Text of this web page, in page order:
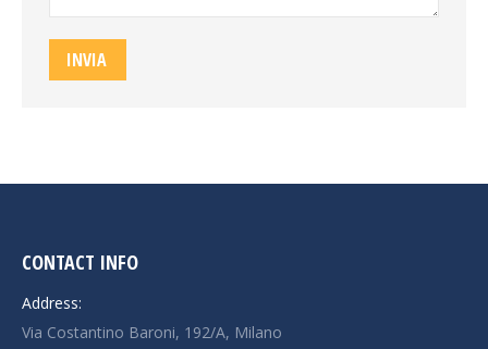
INVIA
CONTACT INFO
Address:
Via Costantino Baroni, 192/A, Milano